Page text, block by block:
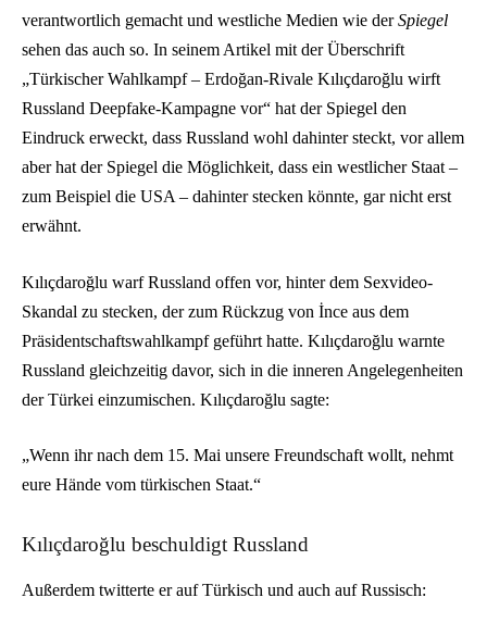
verantwortlich gemacht und westliche Medien wie derSpiegel
sehen das auch so. In seinem Artikel mit der Überschrift
„Türkischer Wahlkampf – Erdoğan-Rivale Kılıçdaroğlu wirft
Russland Deepfake-Kampagne vor“ hat der Spiegel den
Eindruck erweckt, dass Russland wohl dahinter steckt, vor allem
aber hat der Spiegel die Möglichkeit, dass ein westlicher Staat –
zum Beispiel die USA – dahinter stecken könnte, gar nicht erst
erwähnt.
Kılıçdaroğlu warf Russland offen vor, hinter dem Sexvideo-
Skandal zu stecken, der zum Rückzug von İnce aus dem
Präsidentschaftswahlkampf geführt hatte. Kılıçdaroğlu warnte
Russland gleichzeitig davor, sich in die inneren Angelegenheiten
der Türkei einzumischen. Kılıçdaroğlu sagte:
„Wenn ihr nach dem 15. Mai unsere Freundschaft wollt, nehmt
eure Hände vom türkischen Staat.“
Kılıçdaroğlu beschuldigt Russland
Außerdem twitterte er auf Türkisch und auch auf Russisch: